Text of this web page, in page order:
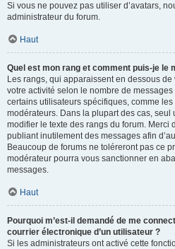
Si vous ne pouvez pas utiliser d’avatars,
administrateur du forum.
Haut
Quel est mon rang et comment puis-je le
Les rangs, qui apparaissent en dessous
votre activité selon le nombre de
certains utilisateurs spécifiques, comme
modérateurs. Dans la plupart des cas, seul
modifier le texte des rangs du forum. Merci
publiant inutilement des messages afin
Beaucoup de forums ne toléreront pas ce
modérateur pourra vous sanctionner en
messages.
Haut
Pourquoi m’est-il demandé de me
courrier électronique d’un utilisateur ?
Si les administrateurs ont activé cette